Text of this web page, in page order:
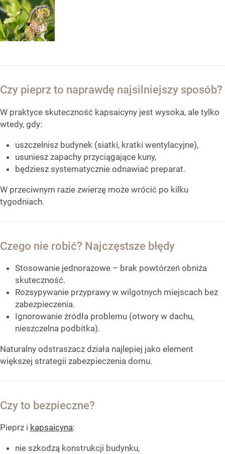
Czy pieprz to naprawdę najsilniejszy sposób?
W praktyce skuteczność kapsaicyny jest wysoka, ale tylko
wtedy, gdy:
uszczelnisz budynek (siatki, kratki wentylacyjne),
usuniesz zapachy przyciągające kuny,
będziesz systematycznie odnawiać preparat.
W przeciwnym razie zwierzę może wrócić po kilku
tygodniach.
Czego nie robić? Najczęstsze błędy
Stosowanie jednorazowe – brak powtórzeń obniża
skuteczność.
Rozsypywanie przyprawy w wilgotnych miejscach bez
zabezpieczenia.
Ignorowanie źródła problemu (otwory w dachu,
nieszczelna podbitka).
Naturalny odstraszacz działa najlepiej jako element
większej strategii zabezpieczenia domu.
Czy to bezpieczne?
Pieprz i kapsaicyna:
nie szkodzą konstrukcji budynku,